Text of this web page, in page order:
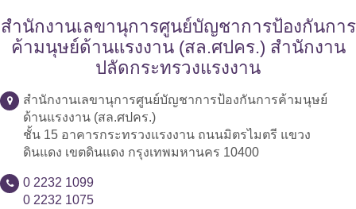
สำนักงานเลขานุการศูนย์บัญชาการป้องกันการ
ค้ามนุษย์ด้านแรงงาน (สล.ศปคร.) สำนักงาน
ปลัดกระทรวงแรงงาน
สำนักงานเลขานุการศูนย์บัญชาการป้องกันการค้ามนุษย์
ด้านแรงงาน (สล.ศปคร.)
ชั้น 15 อาคารกระทรวงแรงงาน ถนนมิตรไมตรี แขวง
ดินแดง เขตดินแดง กรุงเทพมหานคร 10400
0 2232 1099
0 2232 1075